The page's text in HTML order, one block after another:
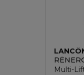
Multi-